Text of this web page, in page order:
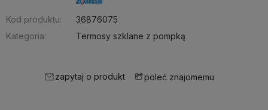
Kod produktu:
36876075
Kategoria:
Termosy szklane z pompką
zapytaj o produkt poleć znajomemu